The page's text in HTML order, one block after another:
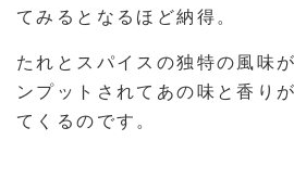
てみるとなるほど納得。
たれとスパイスの独特の風味
ンプットされてあの味と香り
てくるのです。